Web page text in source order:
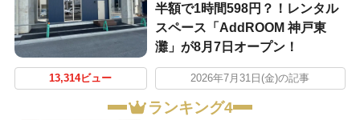
半額で1時間598円？！レンタル
スペース「AddROOM 神戸東
灘」が8月7日オープン！
13,314ビュー 2026年7月31日(金)の記事
ランキング4